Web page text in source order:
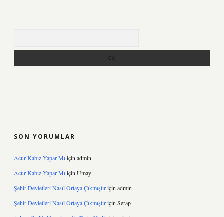
SON YORUMLAR
Acur Kabız Yapar Mıiçin admin
Acur Kabız Yapar Mıiçin Umay
Şehir Devletleri Nasıl Ortaya Çıkmıştıriçin admin
Şehir Devletleri Nasıl Ortaya Çıkmıştıriçin Serap